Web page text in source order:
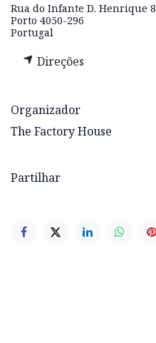
Rua do Infante D. Henrique 8
Porto 4050-296
Portugal
Direções
Organizador
The Factory House
Partilhar